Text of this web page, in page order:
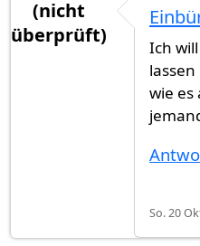
(nicht
überprüft)
Ich
wie
So. 20